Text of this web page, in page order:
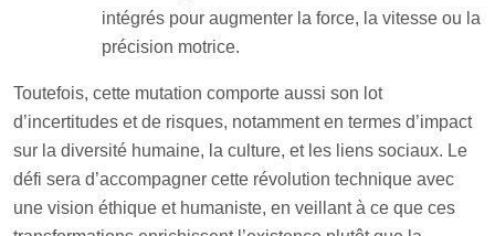
intégrés pour augmenter la force, la vitesse ou la
précision motrice.
Toutefois, cette mutation comporte aussi son lot
d’incertitudes et de risques, notamment en termes d’impact
sur la diversité humaine, la culture, et les liens sociaux. Le
défi sera d’accompagner cette révolution technique avec
une vision éthique et humaniste, en veillant à ce que ces